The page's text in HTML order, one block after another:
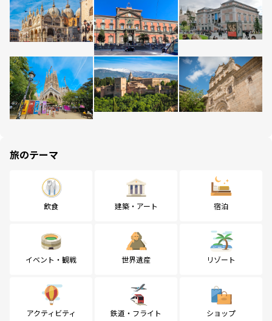
旅のテーマ
飲食 建築・アート 宿泊
イベント・観戦 世界遺産 リゾート
アクティビティ 鉄道・フライト ショップ